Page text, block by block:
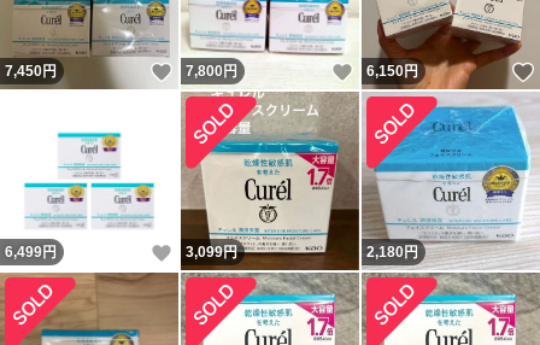
7,450円 いいね！
7,800 円 いいね！
6,150円
6,499円 いいね！
3,099円 2,180円